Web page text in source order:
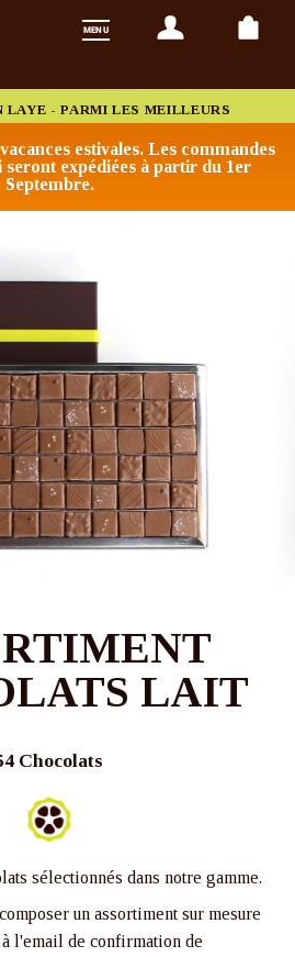
estivales. Les commandes
seront expédiées à partir du 1er
Septembre.
LAYE - PARMI LES MEILLEURS
LAIT
Chocolats
sélectionnés dans notre gamme.
un assortiment sur mesure
l'email de confirmation de